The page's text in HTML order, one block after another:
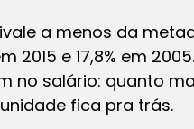
a menos da
e 17,8% em
no salário: quanto
fica pra trás.